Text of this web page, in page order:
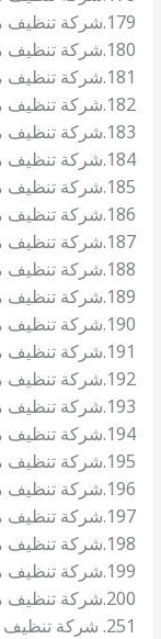
179.شركة تنظيف مكيفات بحي الرمال الشرقي بالرياض
180.شركة تنظيف مكيفات بحي غرناطة الشرقية بالرياض
181.شركة تنظيف مكيفات بحي القادسية الشرقية بالرياض
182.شركة تنظيف مكيفات بحي اليرموك الشرقي بالرياض
183.شركة تنظيف مكيفات بحي الحمراء الشرقي بالرياض
184.شركة تنظيف مكيفات بحي الروابي بالرياض
185.شركة تنظيف مكيفات بحي الربوة بالرياض
186.شركة تنظيف مكيفات بحي جرير بالرياض
187.شركة تنظيف مكيفات بحي الملز بالرياض
188.شركة تنظيف مكيفات بحي الفوطة بالرياض
189.شركة تنظيف مكيفات بحي المرقب بالرياض
190.شركة تنظيف مكيفات بحي الديرة بالرياض
191.شركة تنظيف مكيفات بحي الصالحية بالرياض
192.شركة تنظيف مكيفات بحي الفيصلية بالرياض
193.شركة تنظيف مكيفات بحي أم الحمام الشرقي بالرياض
194.شركة تنظيف مكيفات بحي الغدير بالرياض
195.شركة تنظيف مكيفات بحي الصحافة بالرياض
196.شركة تنظيف مكيفات بحي النرجس بالرياض
197.شركة تنظيف مكيفات بحي العارض بالرياض
198.شركة تنظيف مكيفات بحي بنبان بالرياض
199.شركة تنظيف مكيفات بحي القيروان بالرياض
200.شركة تنظيف مكيفات بحي حطين بالرياض
251. شركة تنظيف مكيفات بحي الإسكان بالرياض